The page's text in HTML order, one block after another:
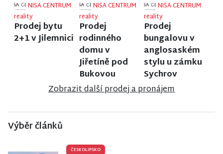
NISA CENTRUM
reality
Prodej bytu
2+1 v Jilemnici
NISA CENTRUM
reality
Prodej
rodinného
domu v
Jiřetíně pod
Bukovou
NISA CENTRUM
reality
Prodej
bungalovu v
anglosaském
stylu u zámku
Sychrov
Zobrazit další prodej a pronájem
Výběr článků
ČESKOLIPSKO